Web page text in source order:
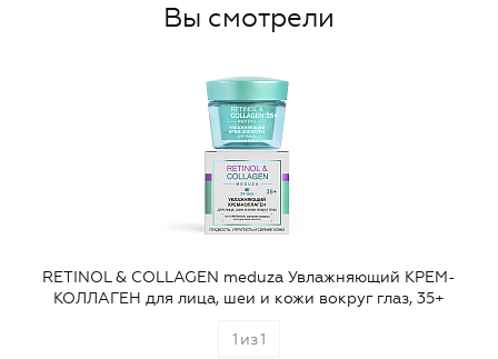
Вы смотрели
RETINOL & COLLAGEN meduza Увлажняющий КРЕМ-
КОЛЛАГЕН для лица, шеи и кожи вокруг глаз, 35+
1 из1